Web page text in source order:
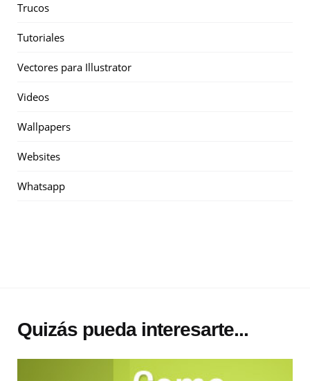
Trucos
Tutoriales
Vectores para Illustrator
Videos
Wallpapers
Websites
Whatsapp
Quizás pueda interesarte...